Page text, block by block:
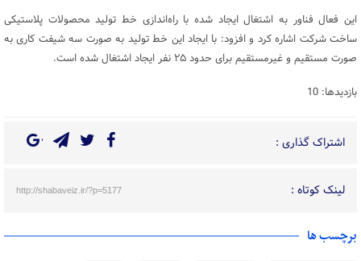
این فعال فناور به اشتغال ایجاد شده با راه‌اندازی خط تولید محصولات پلاستیکی
ساخت شرکت اشاره کرد و افزود: با ایجاد این خط تولید به صورت سه شیفت کاری به
صورت مستقیم و غیرمستقیم برای حدود ۲۵ نفر ایجاد اشتغال شده است.
بازدیدها: 10
اشتراک گذاری :
لینک کوتاه : http://shabaveiz.ir/?p=5177
برچسب ها